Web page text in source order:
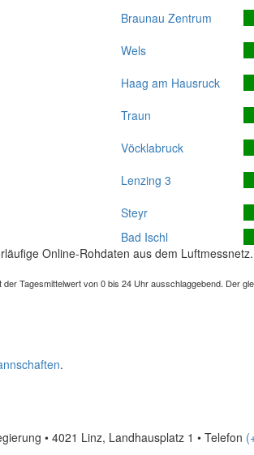
Braunau Zentrum
Wels
Haag am Hausruck
Traun
Vöcklabruck
Lenzing 3
Steyr
Bad Ischl
Online-Rohdaten aus dem Luftmessnetz.
Tagesmittelwert von 0 bis 24 Uhr ausschlaggebend. Der
.
• 4021 Linz, Landhausplatz 1 • Telefon